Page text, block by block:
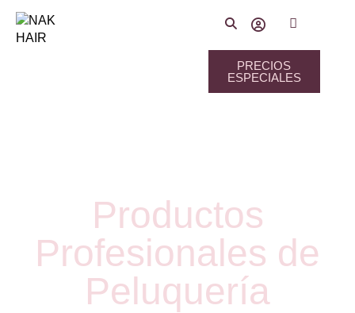
PRECIOS
ESPECIALES
Productos
Profesionales de
Peluquería